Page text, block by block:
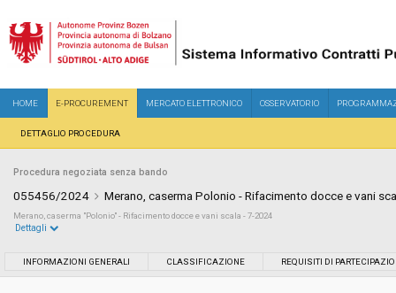
HOME E-PROCUREMENT MERCATO ELETTRONICO OSSERVATORIO
DETTAGLIO PROCEDURA
Procedura negoziata senza bando
055456/2024 Merano, caserma Polonio - Rifacimento docce e vani
Merano, caserma "Polonio" - Rifacimento docce e vani scala - 7-2024
Dettagli
INFORMAZIONI GENERALI CLASSIFICAZIONE REQUISITI DI